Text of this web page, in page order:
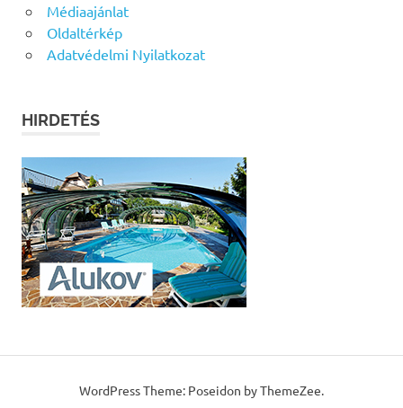
Médiaajánlat
Oldaltérkép
Adatvédelmi Nyilatkozat
HIRDETÉS
WordPress Theme: Poseidon by ThemeZee.